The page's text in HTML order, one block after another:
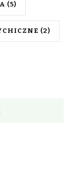
(5)
(2)